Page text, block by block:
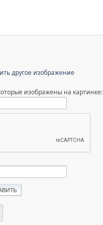
другое изображение
изображены на картинке: